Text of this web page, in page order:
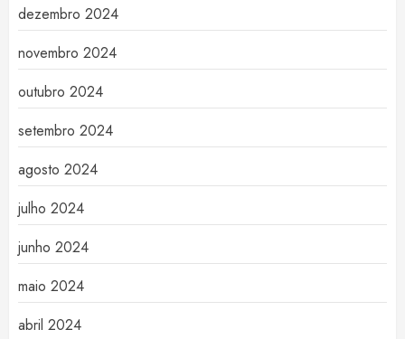
dezembro 2024
novembro 2024
outubro 2024
setembro 2024
agosto 2024
julho 2024
junho 2024
maio 2024
abril 2024